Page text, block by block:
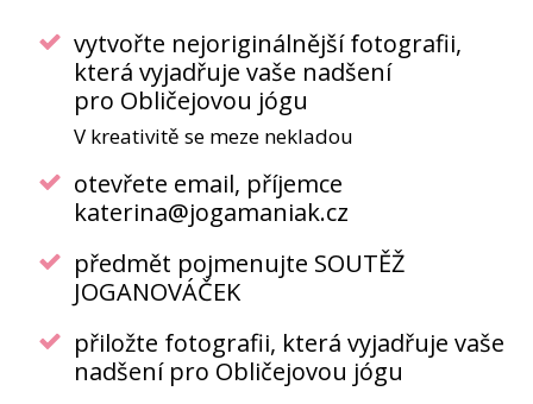
vytvořte nejoriginálnější fotografii,
která vyjadřuje vaše nadšení
pro Obličejovou jógu
V kreativitě se meze nekladou
otevřete email, příjemce
katerina@jogamaniak.cz
předmět pojmenujte SOUTĚŽ
JOGANOVÁČEK
přiložte fotografii, která vyjadřuje vaše
nadšení pro Obličejovou jógu